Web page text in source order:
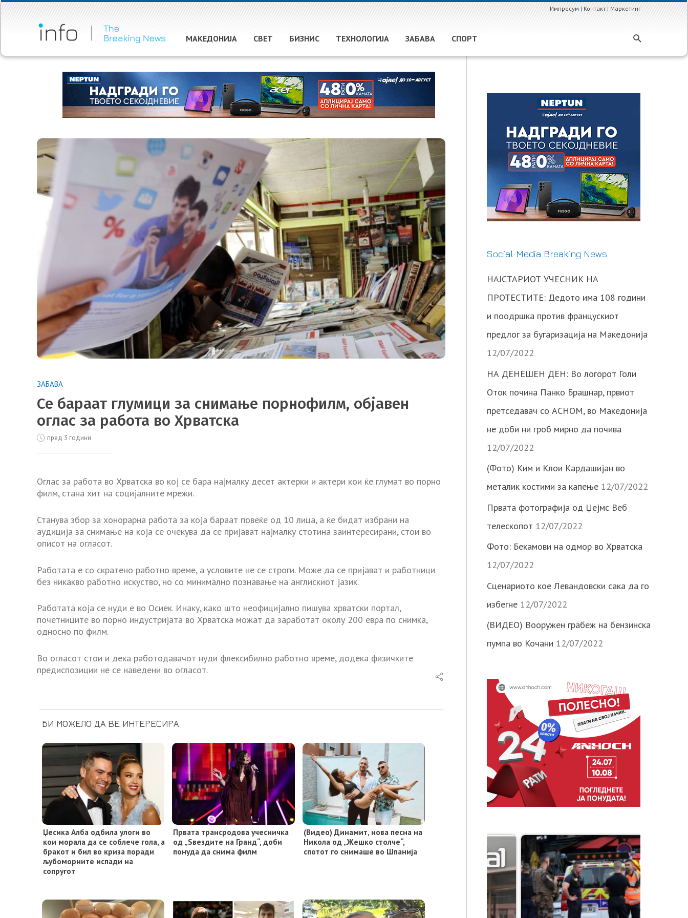
Импресум|Контакт|Маркетинг
МАКЕДОНИЈА СВЕТ БИЗНИС ТЕХНОЛОГИЈА ЗАБАВА СПОРТ
ЗАБАВА
Се бараат глумици за снимање порнофилм, објавен
оглас за работа во Хрватска
пред 3 години
Оглас за работа во Хрватска во кој се бара најмалку десет актерки и актери кои ќе глумат во порно
филм, стана хит на социјалните мрежи.
Станува збор за хонорарна работа за која бараат повеќе од 10 лица, а ќе бидат избрани на
аудиција за снимање на која се очекува да се пријават најмалку стотина заинтересирани, стои во
описот на огласот.
Работата е со скратено работно време, а условите не се строги. Може да се пријават и работници
без никакво работно искуство, но со минимално познавање на англискиот јазик.
Работата која се нуди е во Осиек. Инаку, како што неофицијално пишува хрватски портал,
почетниците во порно индустријата во Хрватска можат да заработат околу 200 евра по снимка,
односно по филм.
Во огласот стои и дека работодавачот нуди флексибилно работно време, додека физичките
предиспозиции не се наведени во огласот.
БИ МОЖЕЛО ДА ВЕ ИНТЕРЕСИРА
Џесика Алба одбила улоги во
кои морала да се соблече гола, а
бракот и бил во криза поради
љубоморните испади на
сопругот
Првата трансродова учесничка
од „Ѕвездите на Гранд“, доби
понуда да снима филм
(Видео) Динамит, нова песна на
Никола од „Жешко столче“,
спотот го снимаше во Шпанија
Social Media Breaking News
НАЈСТАРИОТ УЧЕСНИК НА
ПРОТЕСТИТЕ: Дедото има 108 години
и поодршка против францускиот
предлог за бугаризација на Македонија
12/07/2022
НА ДЕНЕШЕН ДЕН: Во логорот Голи
Оток почина Панко Брашнар, првиот
претседавач со АСНОМ, во Македонија
не доби ни гроб мирно да почива
12/07/2022
(Фото) Ким и Клои Кардашијан во
металик костими за капење 12/07/2022
Првата фотографија од Џејмс Веб
телескопот 12/07/2022
Фото: Бекамови на одмор во Хрватска
12/07/2022
Сценариото кое Левандовски сака да го
избегне 12/07/2022
(ВИДЕО) Вооружен грабеж на бензинска
пумпа во Кочани 12/07/2022